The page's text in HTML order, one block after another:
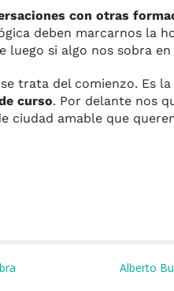
con otras
deben marcarnos la
luego si algo nos sobra
trata del comienzo. Es
curso. Por delante nos
ciudad amable que
Alberto